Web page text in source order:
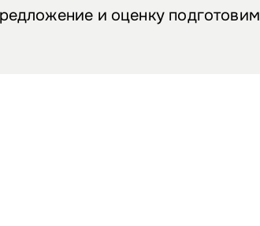
и оценку подготовим